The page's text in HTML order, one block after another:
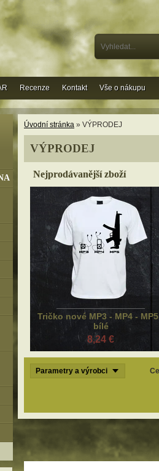
Úvodní stránka » VÝPRODEJ
VÝPRODEJ
Nejprodávanější zboží
Tričko nové MP3 - MP4 -
bílé
8,24 €
Parametry a výrobci
Recenze Kontakt Vše o nákupu